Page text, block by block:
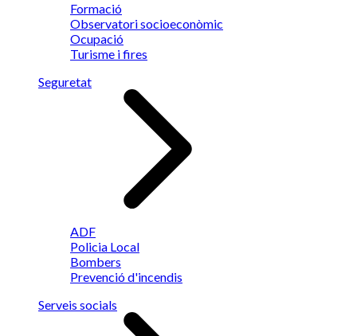
Formació
Observatori socioeconòmic
Ocupació
Turisme i fires
Seguretat
ADF
Policia Local
Bombers
Prevenció d'incendis
Serveis socials